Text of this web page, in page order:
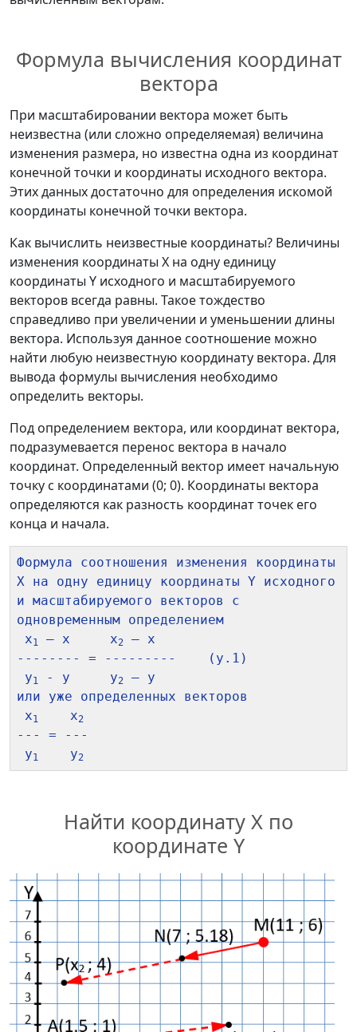
Формула вычисления координат
вектора
При масштабировании вектора может быть
неизвестна (или сложно определяемая) величина
изменения размера, но известна одна из координат
конечной точки и координаты исходного вектора.
Этих данных достаточно для определения искомой
координаты конечной точки вектора.
Как вычислить неизвестные координаты? Величины
изменения координаты X на одну единицу
координаты Y исходного и масштабируемого
векторов всегда равны. Такое тождество
справедливо при увеличении и уменьшении длины
вектора. Используя данное соотношение можно
найти любую неизвестную координату вектора. Для
вывода формулы вычисления необходимо
определить векторы.
Под определением вектора, или координат вектора,
подразумевается перенос вектора в начало
координат. Определенный вектор имеет начальную
точку с координатами (0; 0). Координаты вектора
определяются как разность координат точек его
конца и начала.
Формула соотношения изменения координаты
X на одну единицу координаты Y исходного
и масштабируемого векторов с
одновременным определением
x1 – x     x2
– x
-------- = ---------    (у.1)
y1 - y     y2
– y
или уже определенных векторов
x1
    x
2
--- = ---
y1
    y
2
Найти координату X по
координате Y